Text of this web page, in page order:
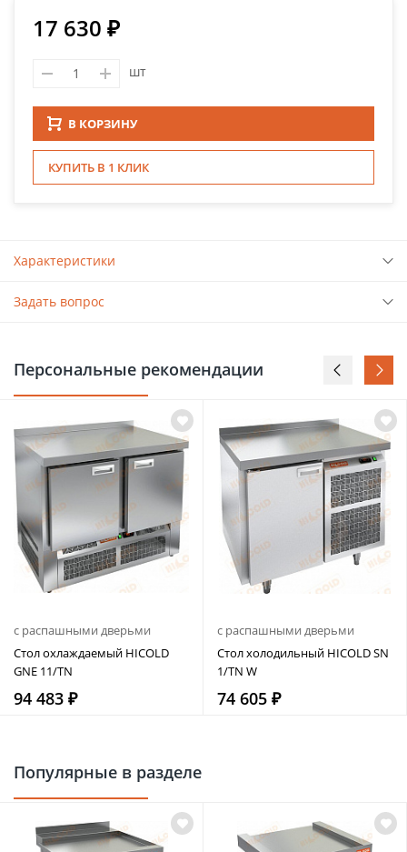
17 630 ₽
шт
В КОРЗИНУ
КУПИТЬ В 1 КЛИК
Характеристики
Задать вопрос
Персональные рекомендации
с распашными дверьми
Стол охлаждаемый HICOLD
GNE 11/TN
94 483 ₽
с распашными дверьми
Стол холодильный HICOLD SN
1/TN W
74 605 ₽
Популярные в разделе